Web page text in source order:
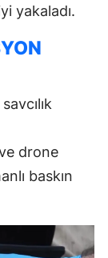
yakaladı.
drone
baskın